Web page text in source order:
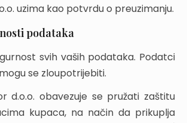
uzima kao potvrdu o preuzimanju.
podataka
svih vaših podataka. Podatci
se zloupotrijebiti.
d.o.o. obavezuje se pružati zaštitu
kupaca, na način da prikuplja